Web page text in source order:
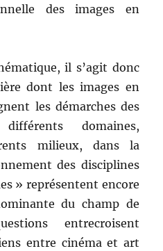
des images en
il s’agit donc
dont les images en
les démarches des
domaines,
milieux, dans la
des disciplines
» représentent encore
du champ de
entrecroisent
entre cinéma et art